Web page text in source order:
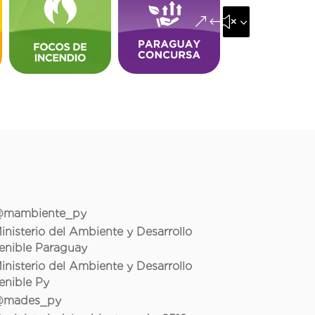
&#x35;
del Ambiente y Desarrollo
Paraguay
del Ambiente y Desarrollo
Py